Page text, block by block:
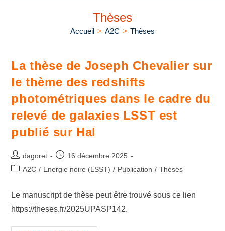
Thèses
Accueil > A2C > Thèses
La thèse de Joseph Chevalier sur
le thème des redshifts
photométriques dans le cadre du
relevé de galaxies LSST est
publié sur Hal
dagoret
16 décembre 2025
A2C / Energie noire (LSST) / Publication / Thèses
Le manuscript de thèse peut être trouvé sous ce lien
https://theses.fr/2025UPASP142.